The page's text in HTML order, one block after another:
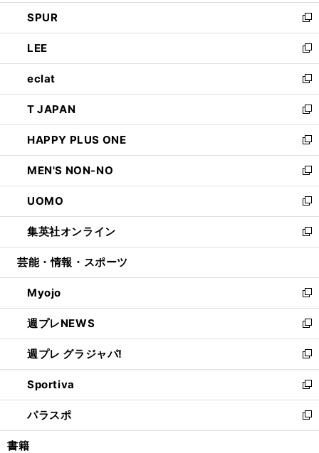
ウ
で
開
く
ン
ド
ウ
で
開
く
ウ
ィ
ン
ド
ウ
で
開
く
し
い
ウ
ィ
ン
ド
ウ
で
開
く
SPUR
新
し
い
ウ
ィ
ン
ド
ウ
で
開
く
LEE
新
し
い
ウ
ィ
ン
ド
ウ
で
開
く
eclat
新
し
い
ウ
ィ
ン
ド
ウ
で
開
く
T JAPAN
新
し
い
ウ
ィ
ン
ド
ウ
で
開
HAPPY PLUS ONE
新
し
い
ウ
ィ
ン
ド
ウ
開
く
MEN'S NON-NO
新
し
い
ウ
ィ
ン
ウ
で
開
く
UOMO
新
し
い
ウ
ン
ド
ウ
で
開
く
集英社オンライン
新
し
ウ
ィ
ン
ド
ウ
で
開
く
芸能・情報・スポーツ
Myojo
新
し
い
ウ
ィ
ン
ド
ウ
で
開
週プレNEWS
新
し
い
ウ
ィ
ン
ド
ウ
週プレ グラジャパ!
新
し
い
ウ
ィ
ン
Sportiva
新
し
い
ウ
パラスポ
新
し
書籍